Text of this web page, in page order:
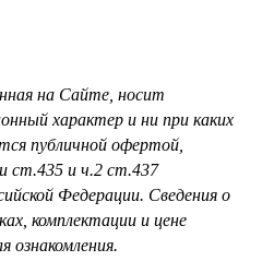
на Сайте, носит
характер и ни при каких
публичной офертой,
ст.435 и ч.2 ст.437
Федерации. Сведения о
комплектации и цене
ознакомления.